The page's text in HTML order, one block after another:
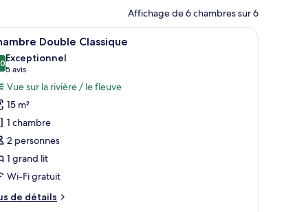
Affichage de 6 chambres sur 6
une petite table, une commode et une fenêtre avec des rideaux.
:
Une chambre d’hôtel avec un lit, deux
19 Double Classique
sur 10
Exceptionnel
5 avis
(5 avis)
Vue sur la rivière / le fleuve
15 m²
1 chambre
2 personnes
1 grand lit
Wi-Fi gratuit
de détails